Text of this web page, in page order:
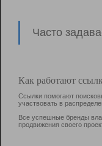
Часто
Как работают
Ссылки помогают
участвовать в
Все успешные бренды
продвижения своего